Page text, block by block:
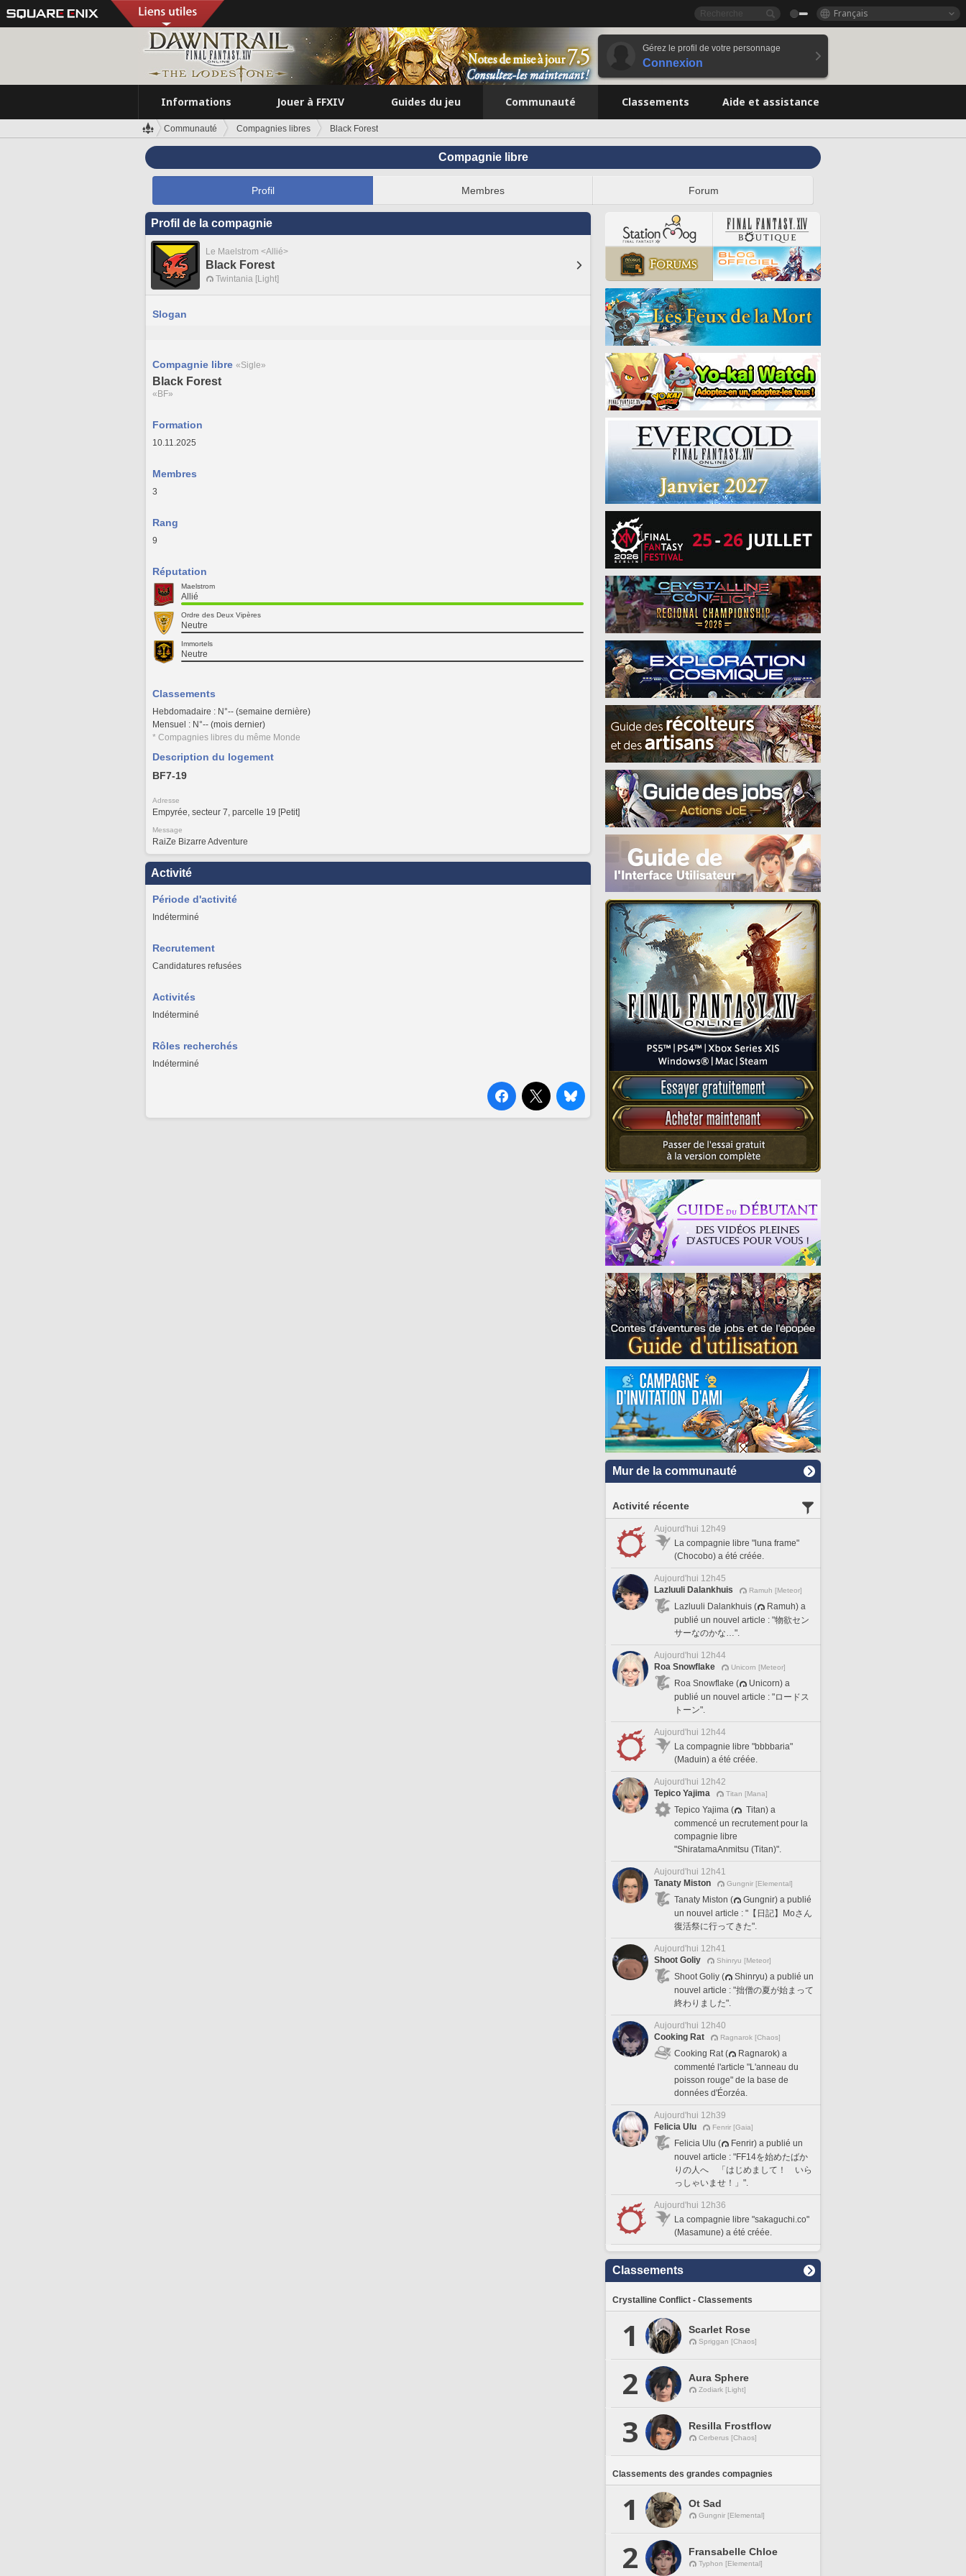
Français
Gérez le profil de votre personnage
Connexion
Informations Jouer à FFXIV Guides du jeu Communauté Classements Aide et assistance
Communauté Compagnies libres Black Forest
Compagnie libre
Profil Membres Forum
Profil de la compagnie
Le Maelstrom <Allié>
Black Forest
Twintania [Light]
Slogan
Compagnie libre «Sigle»
Black Forest
«BF»
Formation
10.11.2025
Membres
3
Rang
9
Réputation
Maelstrom
Allié
Ordre des Deux Vipères
Neutre
Immortels
Neutre
Classements
Hebdomadaire : N°-- (semaine dernière)
Mensuel : N°-- (mois dernier)
* Compagnies libres du même Monde
Description du logement
BF7-19
Adresse
Empyrée, secteur 7, parcelle 19 [Petit]
Message
RaiZe Bizarre Adventure
Activité
Période d'activité
Indéterminé
Recrutement
Candidatures refusées
Activités
Indéterminé
Rôles recherchés
Indéterminé
Mur de la communauté
Activité récente
Aujourd'hui 12h49
La compagnie libre "luna frame"
(Chocobo) a été créée.
Aujourd'hui 12h45
Lazluuli Dalankhuis
Ramuh [Meteor]
Lazluuli Dalankhuis (
Ramuh) a
publié un nouvel article : "物欲セン
サーなのかな…".
Aujourd'hui 12h44
Roa Snowflake
Unicorn [Meteor]
Roa Snowflake (
Unicorn) a
publié un nouvel article : "ロードス
トーン".
Aujourd'hui 12h44
La compagnie libre "bbbbaria"
(Maduin) a été créée.
Aujourd'hui 12h42
Tepico Yajima
Titan [Mana]
Tepico Yajima (
Titan) a
commencé un recrutement pour la
compagnie libre
"ShiratamaAnmitsu (Titan)".
Aujourd'hui 12h41
Tanaty Miston
Gungnir [Elemental]
Tanaty Miston (
Gungnir) a publié
un nouvel article : "【日記】Moさん
復活祭に行ってきた".
Aujourd'hui 12h41
Shoot Goliy
Shinryu [Meteor]
Shoot Goliy (
Shinryu) a publié un
nouvel article : "拙僧の夏が始まって
終わりました".
Aujourd'hui 12h40
Cooking Rat
Ragnarok [Chaos]
Cooking Rat (
Ragnarok) a
commenté l'article "L'anneau du
poisson rouge" de la base de
données d'Éorzéa.
Aujourd'hui 12h39
Felicia Ulu
Fenrir [Gaia]
Felicia Ulu (
Fenrir) a publié un
nouvel article : "FF14を始めたばか
りの人へ 「はじめまして！ いら
っしゃいませ！」".
Aujourd'hui 12h36
La compagnie libre "sakaguchi.co"
(Masamune) a été créée.
Classements
Crystalline Conflict - Classements
1 Scarlet Rose
Spriggan [Chaos]
2 Aura Sphere
Zodiark [Light]
3 Resilla Frostflow
Cerberus [Chaos]
Classements des grandes compagnies
1 Ot Sad
Gungnir [Elemental]
2 Fransabelle Chloe
Typhon [Elemental]